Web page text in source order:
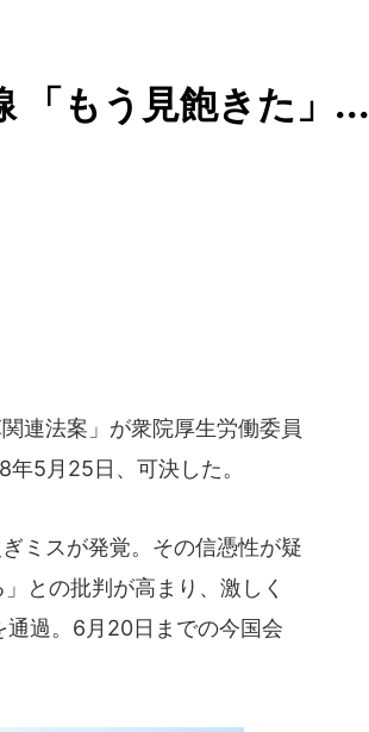
「もう見飽きた」...
連法案」が衆院厚生労働委員
5月25日、可決した。
ミスが発覚。その信憑性が疑
との批判が高まり、激しく
過。6月20日までの今国会